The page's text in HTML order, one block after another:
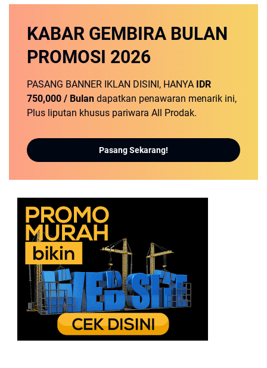
KABAR GEMBIRA BULAN
PROMOSI 2026
PASANG BANNER IKLAN DISINI, HANYA IDR
750,000 / Bulan dapatkan penawaran menarik ini,
Plus liputan khusus pariwara All Prodak.
Pasang Sekarang!